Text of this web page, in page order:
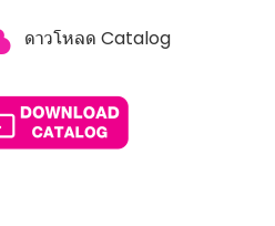
ดาวโหลด Catalog